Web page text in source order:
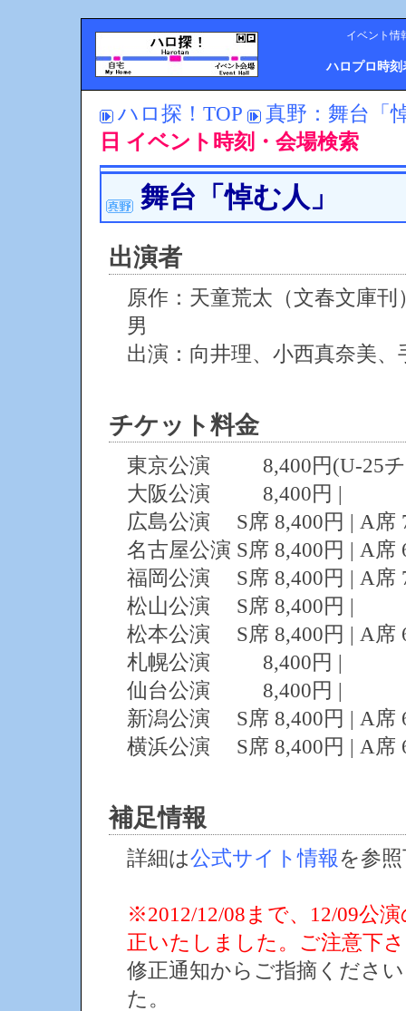
イベント情
ハロプロ時刻
ハロ探！TOP
真野：舞台「
日 イベント時刻・会場検索
舞台「悼む人」
出演者
原作：天童荒太（文春文
男
出演：向井理、小西真奈美
チケット料金
東京公演 8,400円(U-25チ
大阪公演 8,400円 |
広島公演 S席 8,400円 | A席
名古屋公演 S席 8,400円 | A席
福岡公演 S席 8,400円 | A席
松山公演 S席 8,400円 |
松本公演 S席 8,400円 | A席
札幌公演 8,400円 |
仙台公演 8,400円 |
新潟公演 S席 8,400円 | A席
横浜公演 S席 8,400円 | A席
補足情報
詳細は公式サイト情報を参
※2012/12/08まで、12/09公
正いたしました。ご注意下
修正通知からご指摘くださ
た。